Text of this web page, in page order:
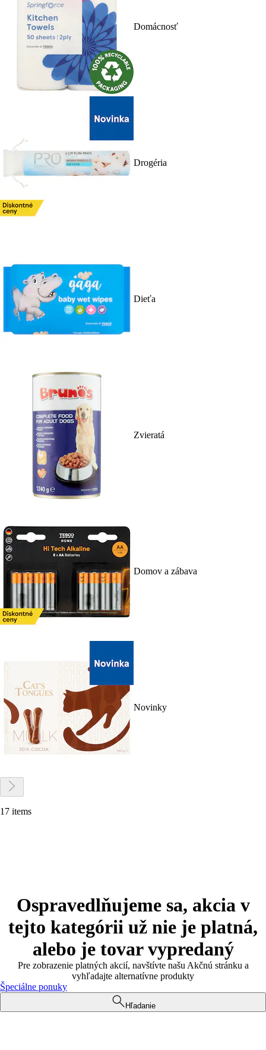
Domácnosť
Drogéria
Dieťa
Zvieratá
Domov a zábava
Novinky
17 items
Ospravedlňujeme sa, akcia v
tejto kategórii už nie je platná,
alebo je tovar vypredaný
Pre zobrazenie platných akcií, navštívte našu Akčnú stránku a
vyhľadajte alternatívne produkty
Špeciálne ponuky
Hľadanie